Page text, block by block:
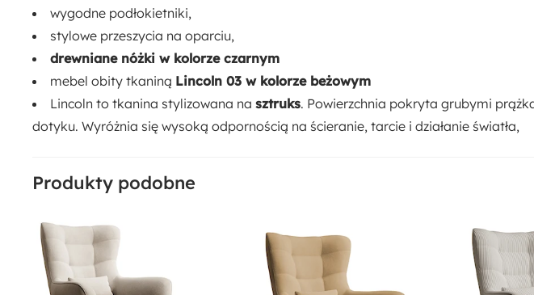
wygodne podłokietniki,
stylowe przeszycia na oparciu,
drewniane nóżki w kolorze czarnym
mebel obity tkaniną Lincoln 03 w kolorze beżowym
Lincoln to tkanina stylizowana na sztruks. Powierzchnia pokryta grubymi
dotyku. Wyróżnia się wysoką odpornością na ścieranie, tarcie i działanie światła,
Produkty podobne